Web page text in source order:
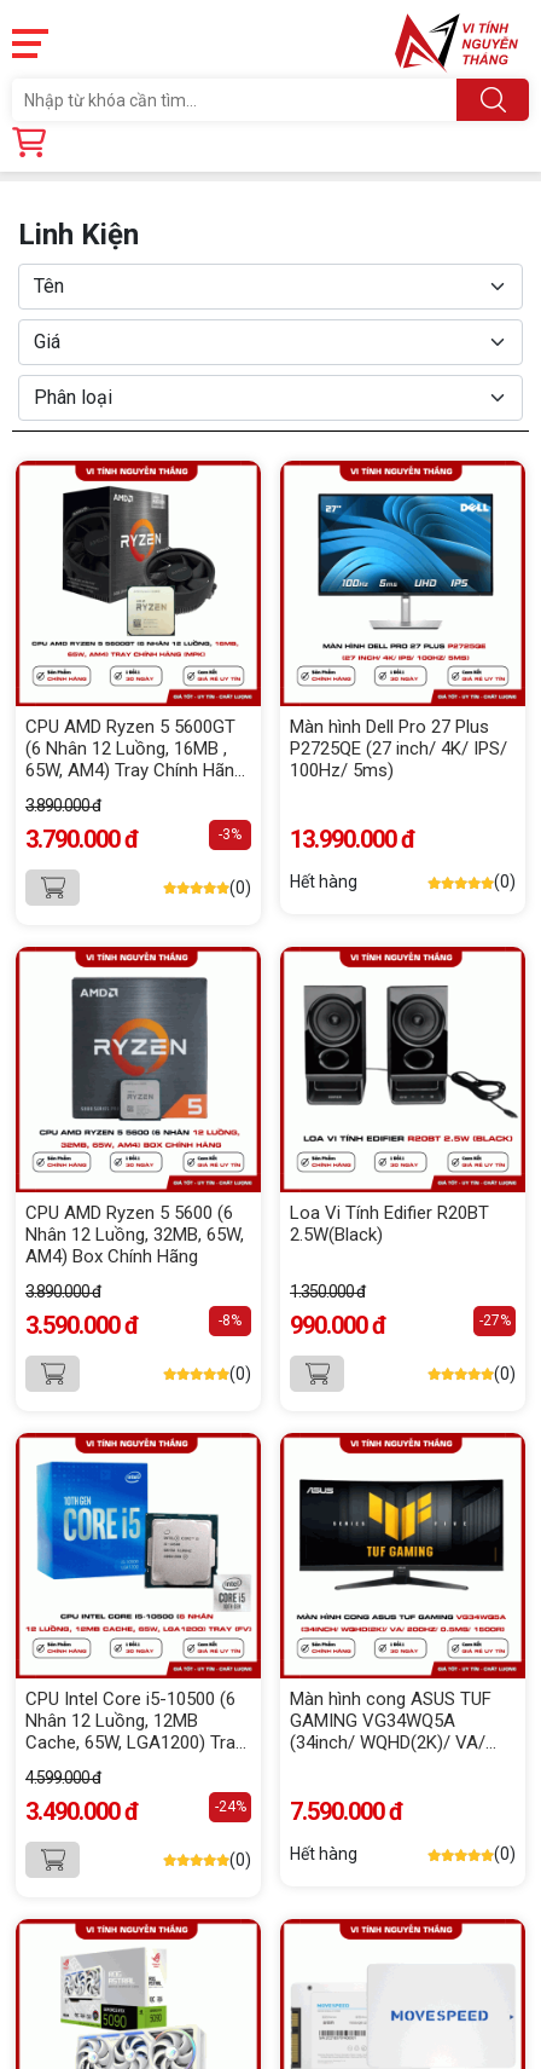
Trang chủ
Linh Kiện
CPU AMD Ryzen 5 5600GT
(6 Nhân 12 Luồng, 16MB ,
65W, AM4) Tray Chính Hãng
3.890.000 đ
3.790.000 đ -3%
(0)
Màn hình Dell Pro 27 Plus
P2725QE (27 inch/ 4K/ IPS/
100Hz/ 5ms)
13.990.000 đ
Hết hàng (0)
CPU AMD Ryzen 5 5600 (6
Nhân 12 Luồng, 32MB, 65W,
AM4) Box Chính Hãng
3.890.000 đ
3.590.000 đ -8%
(0)
Loa Vi Tính Edifier R20BT
2.5W(Black)
1.350.000 đ
990.000 đ -27%
(0)
CPU Intel Core i5-10500 (6
Nhân 12 Luồng, 12MB
Cache, 65W, LGA1200) Tray
4.599.000 đ
3.490.000 đ -24%
(0)
Màn hình cong ASUS TUF
GAMING VG34WQ5A
(34inch/ WQHD(2K)/ VA/
7.590.000 đ
Hết hàng (0)